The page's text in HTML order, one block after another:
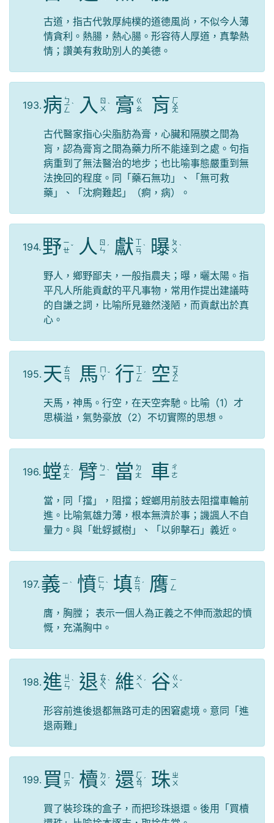
古道，指古代敦厚純樸的道德風尚，不似今人薄
情貪利。熱腸，熱心腸。形容待人厚道，真摯熱
情；讚美有救助別人的美德。
193. 病 ㄅ
ㄧ
ㄥ
ˋ 入
ㄖ
ㄨ ˋ 膏 ㄍ
ㄠ
肓 ㄏ
ㄨ
ㄤ
古代醫家指心尖脂肪為膏，心臟和隔膜之間為
肓，認為膏肓之間為藥力所不能達到之處。句指
病重到了無法醫治的地步；也比喻事態嚴重到無
法挽回的程度。同「藥石無功」、「無可救
藥」、「沈痾難起」（痾，病）。
194. 野 ㄧ
ㄝˇ 人 ㄖ
ㄣ ˊ 獻 ㄒ
ㄧ
ㄢ
ˋ 曝 ㄆ
ㄨ ˋ
野人，鄉野鄙夫，一般指農夫；曝，曬太陽。指
平凡人所能貢獻的平凡事物，常用作提出建議時
的自謙之詞，比喻所見雖然淺陋，而貢獻出於真
心。
195. 天 ㄊ
ㄧ
ㄢ 馬 ㄇ
ㄚ ˇ 行 ㄒ
ㄧ
ㄥ
ˊ 空 ㄎ
ㄨ
ㄥ
天馬，神馬。行空，在天空奔馳。比喻（1）才
思橫溢，氣勢豪放（2）不切實際的思想。
196. 螳 ㄊ
ㄤ ˊ 臂 ㄅ
ㄧ ˋ 當 ㄉ
ㄤ
車 ㄔ
ㄜ
當，同「擋」，阻擋；螳螂用前肢去阻擋車輪前
進。比喻氣雄力薄，根本無濟於事；譏諷人不自
量力。與「蚍蜉撼樹」、「以卵擊石」義近。
197. 義 ㄧ ˋ 憤 ㄈ
ㄣ ˋ 填 ㄊ
ㄧ
ㄢ
ˊ 膺 ㄧ
ㄥ
膺，胸膛； 表示一個人為正義之不伸而激起的憤
慨，充滿胸中。
198. 進 ㄐ
ㄧ
ㄣ
ˋ 退 ㄊ
ㄨ
ㄟ
ˋ 維 ㄨ
ㄟ ˊ 谷 ㄍ
ㄨ ˇ
形容前進後退都無路可走的困窘處境。意同「進
退兩難」
199. 買 ㄇ
ㄞ ˇ 櫝 ㄉ
ㄨ ˊ 還 ㄏ
ㄨ
ㄢ
ˊ 珠 ㄓ
ㄨ
買了裝珍珠的盒子，而把珍珠退還。後用「買櫝